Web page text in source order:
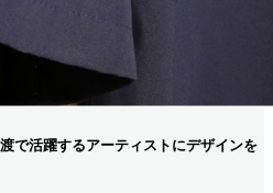
で活躍するアーティストにデザインを